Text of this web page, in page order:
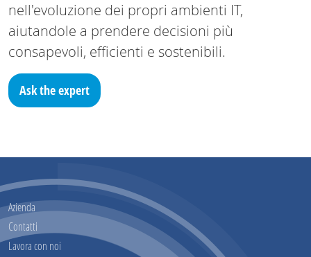
nell'evoluzione dei propri ambienti IT,
aiutandole a prendere decisioni più
consapevoli, efficienti e sostenibili.
Ask the expert
Azienda
Contatti
Lavora con noi